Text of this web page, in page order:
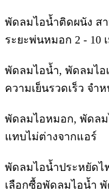
พัดลมไอน้ำติดผนัง ส
ระยะพ่นหมอก 2 - 10
พัดลมไอน้ำ, พัดลมไอ
ความเย็นรวดเร็ว จำ
พัดลมไอหมอก, พัดลม
แทบไม่ต่างจากแอร์
พัดลมไอน้ำประหยัดไ
เลือกซื้อพัดลมไอน้ำ